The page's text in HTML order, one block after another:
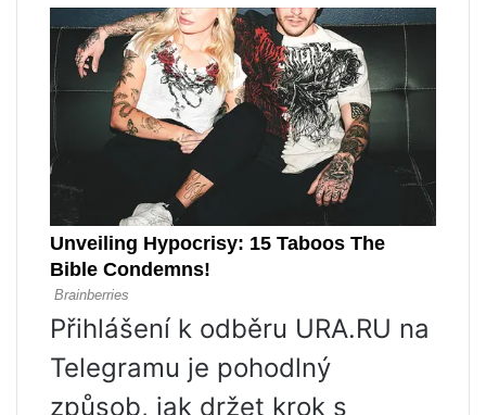
Přihlášení k odběru URA.RU na
Telegramu je pohodlný
způsob, jak držet krok s